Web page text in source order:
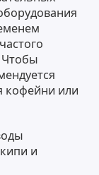
Чтобы
кофейни или
и